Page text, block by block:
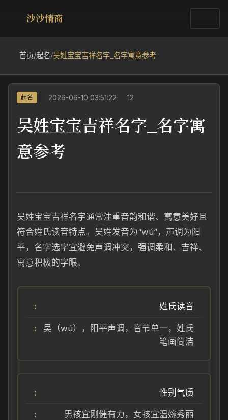
沙沙情商
首页/起名/吴姓宝宝吉祥名字_名字寓意参考
起名 2026-06-10 03:51:22 12
吴姓宝宝吉祥名字_名字寓
意参考
吴姓宝宝吉祥名字通常注重音韵和谐、寓意美好且
符合姓氏读音特点。吴姓发音为“wú”，声调为阳
平，名字选字宜避免声调冲突，强调柔和、吉祥、
寓意积极的字眼。
姓氏读音
吴（wú），阳平声调，音节单一，姓氏
笔画简洁
性别气质
男孩宜刚健有力，女孩宜温婉秀丽